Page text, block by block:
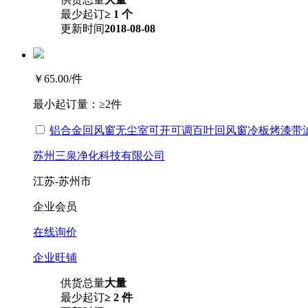
最少起订≥ 1 个
更新时间2018-08-08
￥65.00/件
最小起订量： ≥2件
铝合金回风窗无尘室可开可调百叶回风窗冷板烤漆带
苏州三泉净化科技有限公司
江苏-苏州市
企业会员
在线询价
企业旺铺
供货总量大量
最少起订≥ 2 件